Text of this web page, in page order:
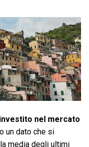
nel mercato
un dato che si
media degli ultimi